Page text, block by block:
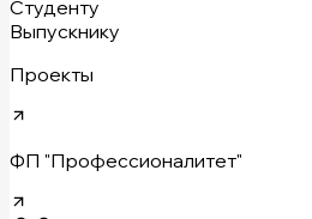
Студенту
Выпускнику
Проекты
ФП "Профессионалитет"